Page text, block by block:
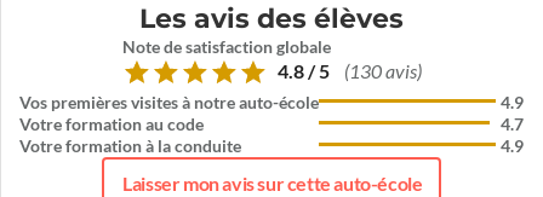
Les avis des élèves
Note de satisfaction globale
4.8 / 5 (130 avis)
Vos premières visites à notre auto-école
Votre formation au code
Votre formation à la conduite
4.9
4.7
4.9
Laisser mon avis sur cette auto-école